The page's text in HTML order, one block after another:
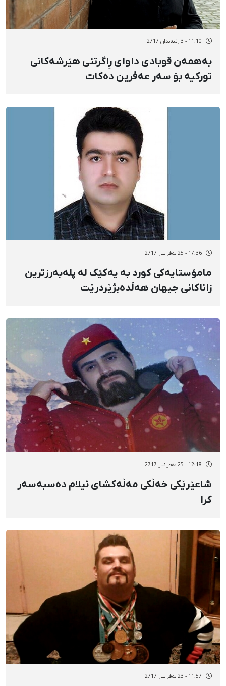
11:10 - 3 رێبەندان 2717
بەهمەن قوبادی داوای ڕاگرتنی هێرشەکانی
تورکیە بۆ سەر عەفرین دەکات
17:36 - 25 بەفرانبار 2717
مامۆستایەکی کورد بە یەکێک لە پلەبەرزترین
زاناکانی جیهان هەڵدەبژێردرێت
12:18 - 25 بەفرانبار 2717
شاعێرێکی خەڵکی مەڵەکشای ئیلام دەسبەسەر
کرا
11:57 - 23 بەفرانبار 2717